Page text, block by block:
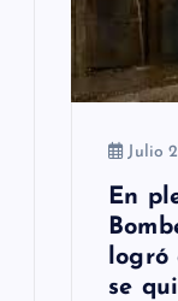
Julio
En
se